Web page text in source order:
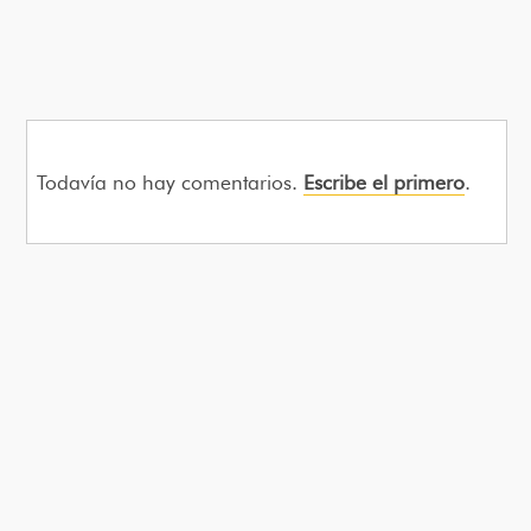
Todavía no hay comentarios. Escribe el primero.